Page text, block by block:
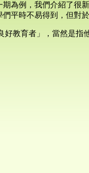
例，我們介紹了很
平時不易得到，但對
好教育者」，當然是